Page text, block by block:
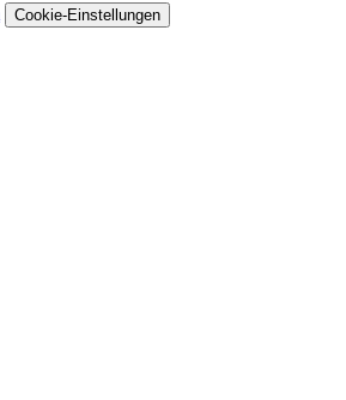
Cookie-Einstellungen